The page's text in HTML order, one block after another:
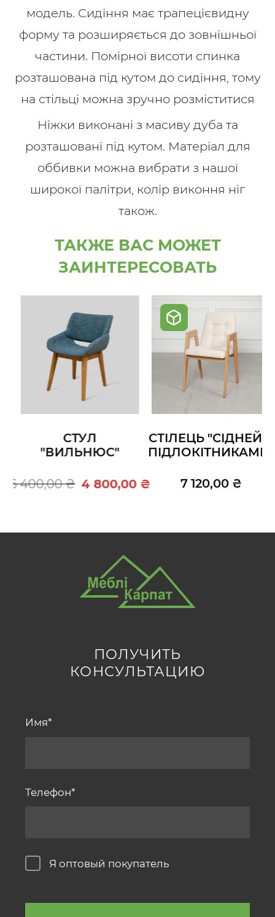
модель. Сидіння має трапецієвидну
форму та розширяється до зовнішньої
частини. Помірної висоти спинка
розташована під кутом до сидіння, тому
на стільці можна зручно розміститися
Ніжки виконані з масиву дуба та
розташовані під кутом. Матеріал для
оббивки можна вибрати з нашої
широкої палітри, колір виконня ніг
також.
ТАКЖЕ ВАС МОЖЕТ
ЗАИНТЕРЕСОВАТЬ
СТУЛ
"ВИЛЬНЮС"
4 800,00 ₴
6 400,00 ₴
СТІЛЕЦЬ "СІДНЕЙ З
ПІДЛОКІТНИКАМИ"
7 120,00 ₴
ПОЛУЧИТЬ
КОНСУЛЬТАЦИЮ
Имя
Телефон
Я оптовый покупатель